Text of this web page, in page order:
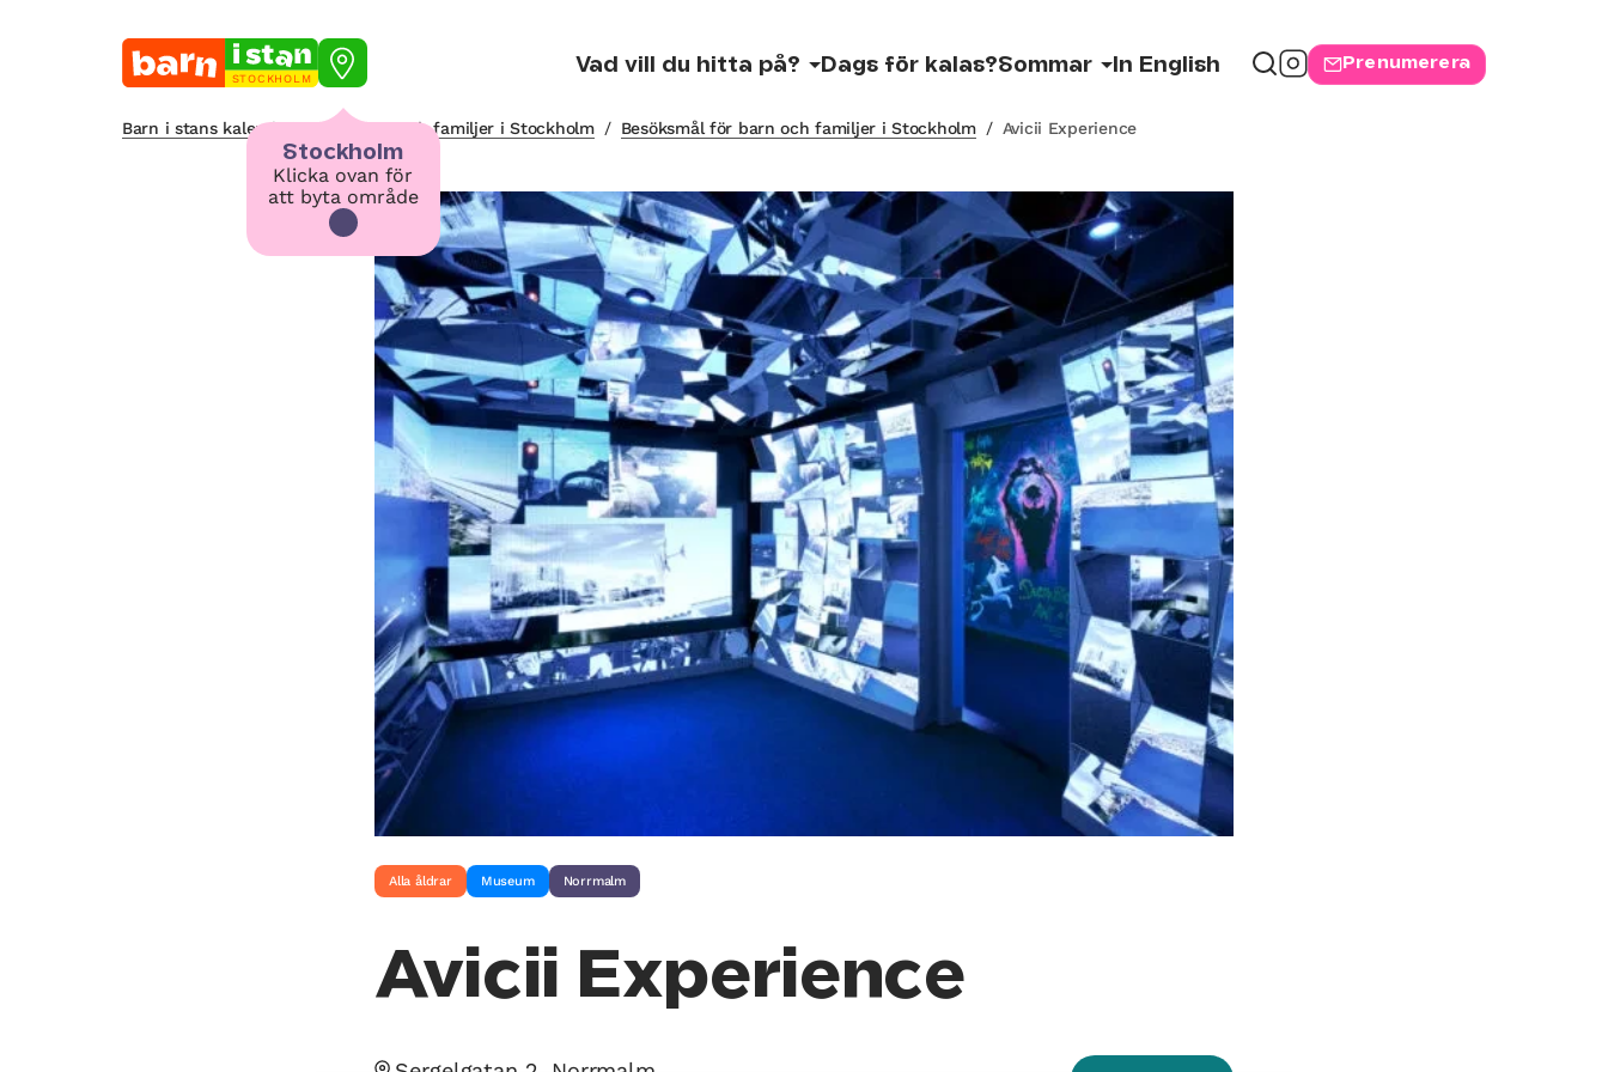
STOCKHOLM
Stockholm
Klicka ovan för
att byta område
Vad vill du hitta på? Dags för kalas?Sommar In English Prenumerera
Barn i stans kalendarium för barn och familjer i Stockholm / Besöksmål för barn och familjer i Stockholm / Avicii Experience
Alla åldrar Museum Norrmalm
Avicii Experience